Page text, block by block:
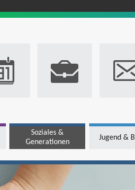
Soziales &
Generationen
Jugend &